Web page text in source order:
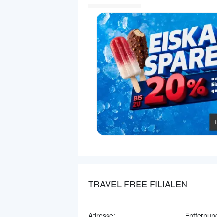
TRAVEL FREE FILIALEN